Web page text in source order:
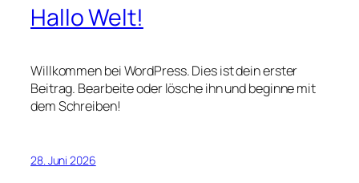
Hallo Welt!
Willkommen bei WordPress. Dies ist dein erster
Beitrag. Bearbeite oder lösche ihn und beginne mit
dem Schreiben!
28. Juni 2026